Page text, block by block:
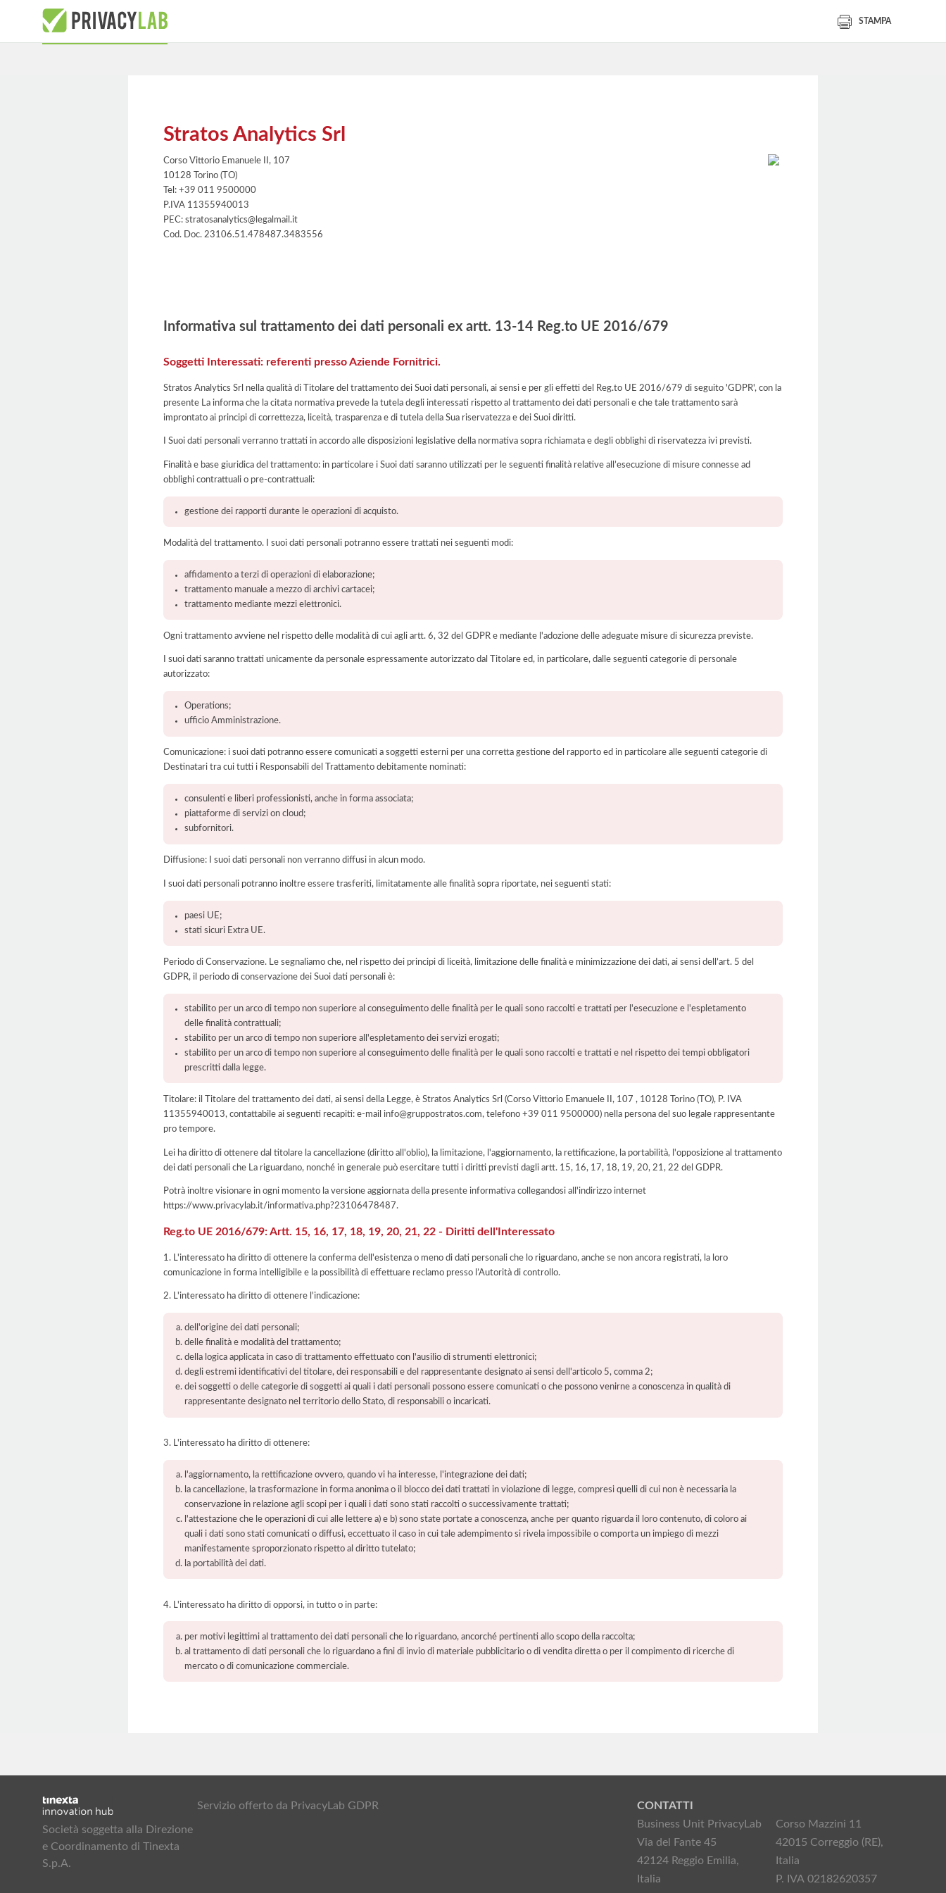
STAMPA
Stratos Analytics Srl
Corso Vittorio Emanuele II, 107
10128 Torino (TO)
Tel: +39 011 9500000
P.IVA 11355940013
PEC: stratosanalytics@legalmail.it
Cod. Doc. 23106.51.478487.3483556
Informativa sul trattamento dei dati personali ex artt. 13-14 Reg.to UE 2016/679
Soggetti Interessati: referenti presso Aziende Fornitrici.
Stratos Analytics Srl nella qualità di Titolare del trattamento dei Suoi dati personali, ai sensi e per gli effetti del Reg.to UE 2016/679 di seguito 'GDPR', con la
presente La informa che la citata normativa prevede la tutela degli interessati rispetto al trattamento dei dati personali e che tale trattamento sarà
improntato ai principi di correttezza, liceità, trasparenza e di tutela della Sua riservatezza e dei Suoi diritti.
I Suoi dati personali verranno trattati in accordo alle disposizioni legislative della normativa sopra richiamata e degli obblighi di riservatezza ivi previsti.
Finalità e base giuridica del trattamento: in particolare i Suoi dati saranno utilizzati per le seguenti finalità relative all’esecuzione di misure connesse ad
obblighi contrattuali o pre-contrattuali:
gestione dei rapporti durante le operazioni di acquisto.
Modalità del trattamento. I suoi dati personali potranno essere trattati nei seguenti modi:
affidamento a terzi di operazioni di elaborazione;
trattamento manuale a mezzo di archivi cartacei;
trattamento mediante mezzi elettronici.
Ogni trattamento avviene nel rispetto delle modalità di cui agli artt. 6, 32 del GDPR e mediante l'adozione delle adeguate misure di sicurezza previste.
I suoi dati saranno trattati unicamente da personale espressamente autorizzato dal Titolare ed, in particolare, dalle seguenti categorie di personale
autorizzato:
Operations;
ufficio Amministrazione.
Comunicazione: i suoi dati potranno essere comunicati a soggetti esterni per una corretta gestione del rapporto ed in particolare alle seguenti categorie di
Destinatari tra cui tutti i Responsabili del Trattamento debitamente nominati:
consulenti e liberi professionisti, anche in forma associata;
piattaforme di servizi on cloud;
subfornitori.
Diffusione: I suoi dati personali non verranno diffusi in alcun modo.
I suoi dati personali potranno inoltre essere trasferiti, limitatamente alle finalità sopra riportate, nei seguenti stati:
paesi UE;
stati sicuri Extra UE.
Periodo di Conservazione. Le segnaliamo che, nel rispetto dei principi di liceità, limitazione delle finalità e minimizzazione dei dati, ai sensi dell’art. 5 del
GDPR, il periodo di conservazione dei Suoi dati personali è:
stabilito per un arco di tempo non superiore al conseguimento delle finalità per le quali sono raccolti e trattati per l'esecuzione e l'espletamento
delle finalità contrattuali;
stabilito per un arco di tempo non superiore all'espletamento dei servizi erogati;
stabilito per un arco di tempo non superiore al conseguimento delle finalità per le quali sono raccolti e trattati e nel rispetto dei tempi obbligatori
prescritti dalla legge.
Titolare: il Titolare del trattamento dei dati, ai sensi della Legge, è Stratos Analytics Srl (Corso Vittorio Emanuele II, 107 , 10128 Torino (TO), P. IVA
11355940013, contattabile ai seguenti recapiti: e-mail info@gruppostratos.com, telefono +39 011 9500000) nella persona del suo legale rappresentante
pro tempore.
Lei ha diritto di ottenere dal titolare la cancellazione (diritto all'oblio), la limitazione, l'aggiornamento, la rettificazione, la portabilità, l'opposizione al trattamento
dei dati personali che La riguardano, nonché in generale può esercitare tutti i diritti previsti dagli artt. 15, 16, 17, 18, 19, 20, 21, 22 del GDPR.
Potrà inoltre visionare in ogni momento la versione aggiornata della presente informativa collegandosi all'indirizzo internet
https://www.privacylab.it/informativa.php?23106478487.
Reg.to UE 2016/679: Artt. 15, 16, 17, 18, 19, 20, 21, 22 - Diritti dell'Interessato
1. L'interessato ha diritto di ottenere la conferma dell'esistenza o meno di dati personali che lo riguardano, anche se non ancora registrati, la loro
comunicazione in forma intelligibile e la possibilità di effettuare reclamo presso l’Autorità di controllo.
2. L'interessato ha diritto di ottenere l'indicazione:
dell'origine dei dati personali;
delle finalità e modalità del trattamento;
della logica applicata in caso di trattamento effettuato con l'ausilio di strumenti elettronici;
degli estremi identificativi del titolare, dei responsabili e del rappresentante designato ai sensi dell'articolo 5, comma 2;
dei soggetti o delle categorie di soggetti ai quali i dati personali possono essere comunicati o che possono venirne a conoscenza in qualità di
rappresentante designato nel territorio dello Stato, di responsabili o incaricati.
3. L'interessato ha diritto di ottenere:
l'aggiornamento, la rettificazione ovvero, quando vi ha interesse, l'integrazione dei dati;
la cancellazione, la trasformazione in forma anonima o il blocco dei dati trattati in violazione di legge, compresi quelli di cui non è necessaria la
conservazione in relazione agli scopi per i quali i dati sono stati raccolti o successivamente trattati;
l'attestazione che le operazioni di cui alle lettere a) e b) sono state portate a conoscenza, anche per quanto riguarda il loro contenuto, di coloro ai
quali i dati sono stati comunicati o diffusi, eccettuato il caso in cui tale adempimento si rivela impossibile o comporta un impiego di mezzi
manifestamente sproporzionato rispetto al diritto tutelato;
la portabilità dei dati.
4. L'interessato ha diritto di opporsi, in tutto o in parte:
per motivi legittimi al trattamento dei dati personali che lo riguardano, ancorché pertinenti allo scopo della raccolta;
al trattamento di dati personali che lo riguardano a fini di invio di materiale pubblicitario o di vendita diretta o per il compimento di ricerche di
mercato o di comunicazione commerciale.
Società soggetta alla Direzione
e Coordinamento di Tinexta
S.p.A.
Servizio offerto da PrivacyLab GDPR
CONTATTI
Business Unit PrivacyLab
Via del Fante 45
42124 Reggio Emilia,
Italia
Corso Mazzini 11
42015 Correggio (RE),
Italia
P. IVA 02182620357